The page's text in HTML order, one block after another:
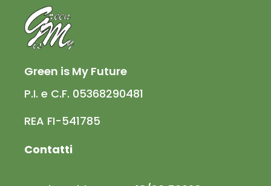
Green is My Future
P.I. e C.F. 05368290481
REA FI-541785
Contatti